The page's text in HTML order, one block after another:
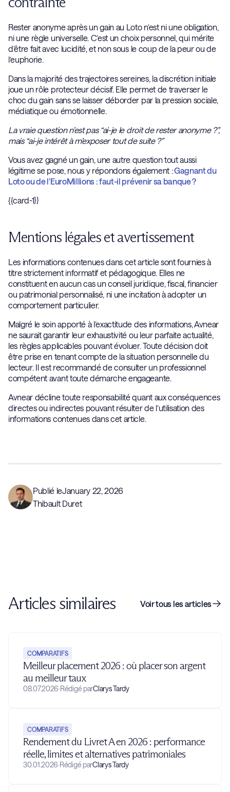
Rester anonyme après un gain au Loto n’est ni une obligation,
ni une règle universelle. C’est un choix personnel, qui mérite
d’être fait avec lucidité, et non sous le coup de la peur ou de
l’euphorie.
Dans la majorité des trajectoires sereines, la discrétion initiale
joue un rôle protecteur décisif. Elle permet de traverser le
choc du gain sans se laisser déborder par la pression sociale,
médiatique ou émotionnelle.
La vraie question n’est pas “ai-je le droit de rester anonyme ?”,
mais “ai-je intérêt à m’exposer tout de suite ?”
Vous avez gagné un gain, une autre question tout aussi
légitime se pose, nous y répondons également :Gagnant du
Loto ou de l’EuroMillions : faut-il prévenir sa banque ?
{{card-1}}
Mentions légales et avertissement
Les informations contenues dans cet article sont fournies à
titre strictement informatif et pédagogique. Elles ne
constituent en aucun cas un conseil juridique, fiscal, financier
ou patrimonial personnalisé, ni une incitation à adopter un
comportement particulier.
Malgré le soin apporté à l’exactitude des informations, Avnear
ne saurait garantir leur exhaustivité ou leur parfaite actualité,
les règles applicables pouvant évoluer. Toute décision doit
être prise en tenant compte de la situation personnelle du
lecteur. Il est recommandé de consulter un professionnel
compétent avant toute démarche engageante.
Avnear décline toute responsabilité quant aux conséquences
directes ou indirectes pouvant résulter de l’utilisation des
informations contenues dans cet article.
Publié leJanuary 22, 2026
Thibault Duret
Articles similaires Voir tous les articles
COMPARATIFS
Meilleur placement 2026 : où placer son argent
au meilleur taux
08.07.2026·Rédigé parClarys Tardy
COMPARATIFS
Rendement du Livret A en 2026 : performance
réelle, limites et alternatives patrimoniales
30.01.2026·Rédigé parClarys Tardy